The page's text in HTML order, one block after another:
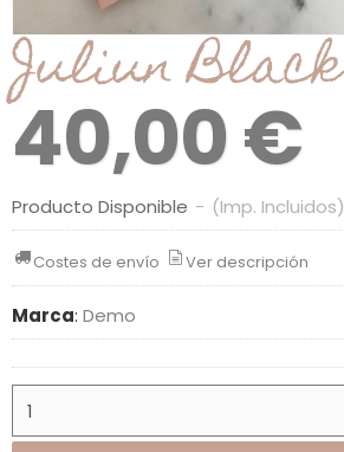
Juliun Black
40,00 €
Producto Disponible - (Imp. Incluidos)
Costes de envío Ver descripción
Marca: Demo